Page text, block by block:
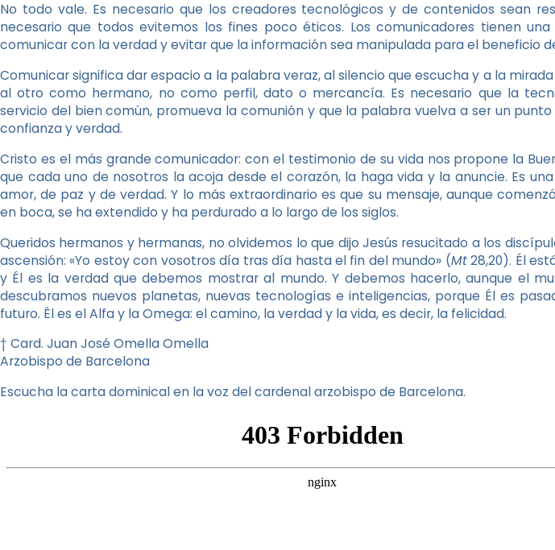
No todo vale. Es necesario que los creadores tecnológicos y de contenidos sean
necesario que todos evitemos los fines poco éticos. Los comunicadores tienen una
comunicar con la verdad y evitar que la información sea manipulada para el beneficio
Comunicar significa dar espacio a la palabra veraz, al silencio que escucha y a la
al otro como hermano, no como perfil, dato o mercancía. Es necesario que la
servicio del bien común, promueva la comunión y que la palabra vuelva a ser un
confianza y verdad.
Cristo es el más grande comunicador: con el testimonio de su vida nos propone la
que cada uno de nosotros la acoja desde el corazón, la haga vida y la anuncie. Es
amor, de paz y de verdad. Y lo más extraordinario es que su mensaje, aunque
en boca, se ha extendido y ha perdurado a lo largo de los siglos.
Queridos hermanos y hermanas, no olvidemos lo que dijo Jesús resucitado a los
ascensión: «Yo estoy con vosotros día tras día hasta el fin del mundo» (Mt28,20). Él
y Él es la verdad que debemos mostrar al mundo. Y debemos hacerlo, aunque el
descubramos nuevos planetas, nuevas tecnologías e inteligencias, porque Él es
futuro. Él es el Alfa y la Omega: el camino, la verdad y la vida, es decir, la felicidad.
† Card. Juan José Omella Omella
Arzobispo de Barcelona
Escucha la carta dominical en la voz del cardenal arzobispo de Barcelona.